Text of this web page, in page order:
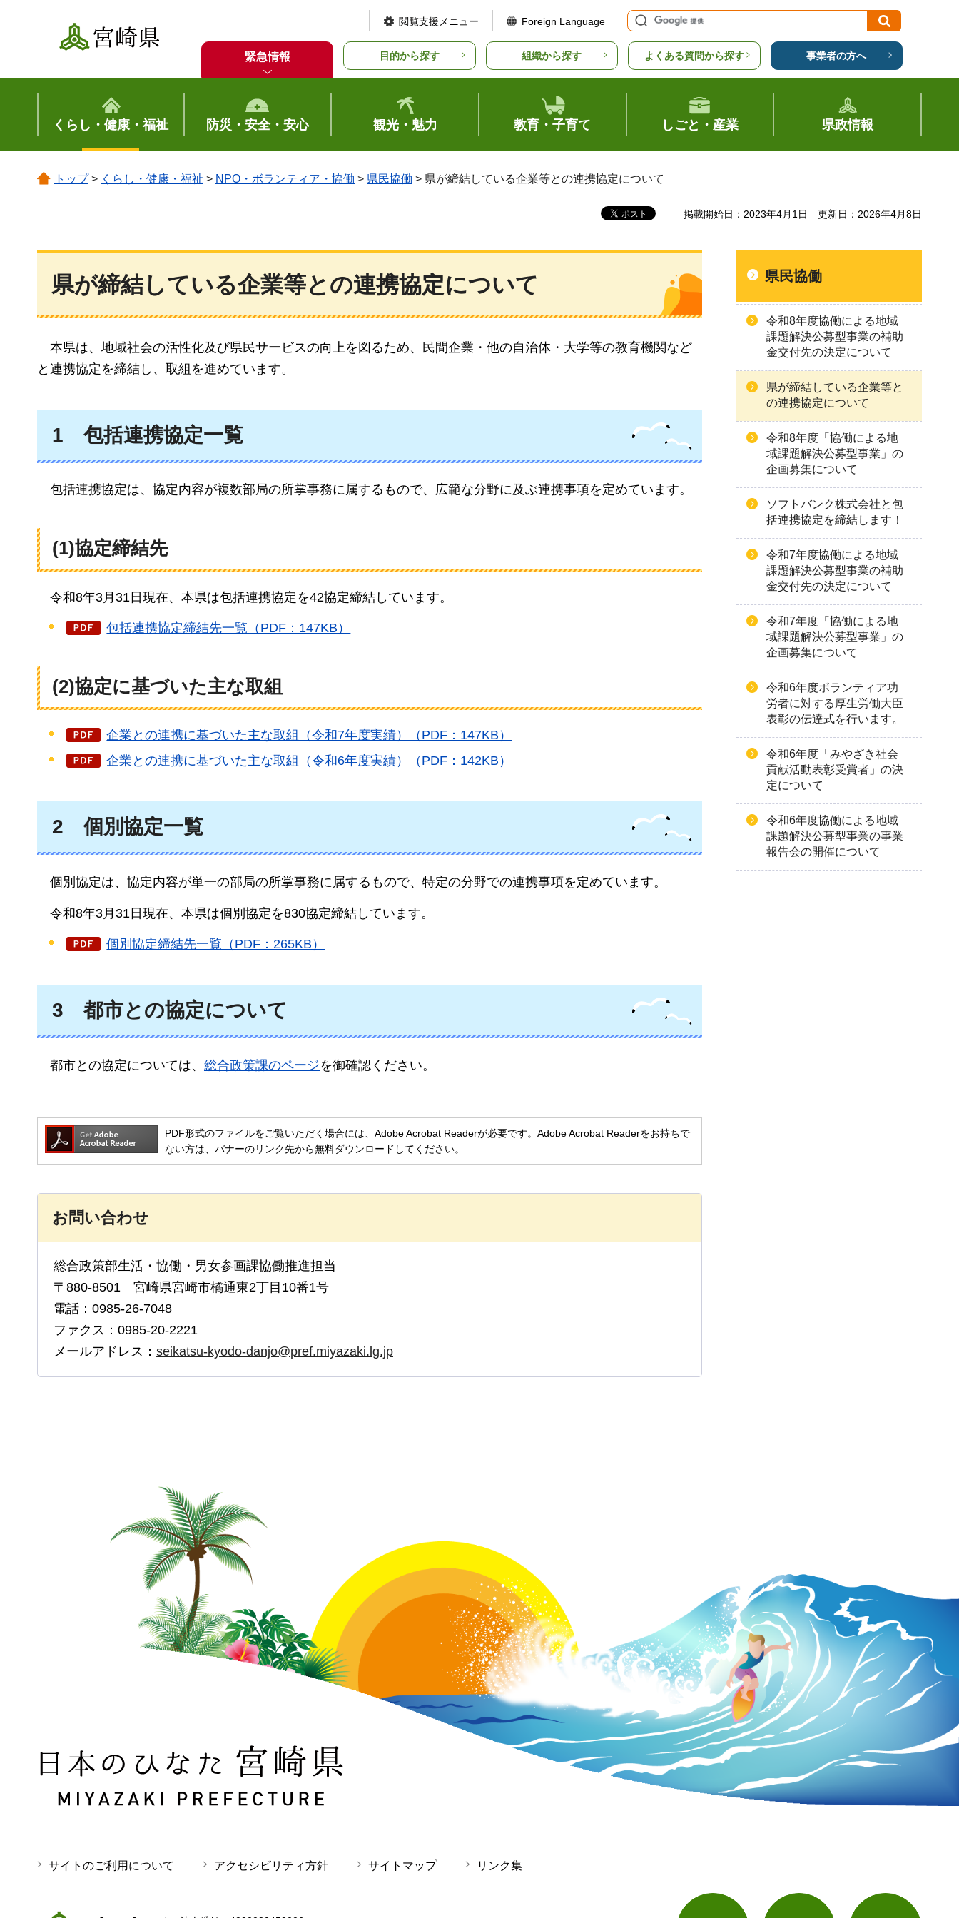
宮崎県
閲覧支援メニュー Foreign Language
緊急情報 目的から探す 組織から探す よくある質問から探す 事業者の方へ
くらし・健康・福祉 防災・安全・安心 観光・魅力 教育・子育て しごと・産業 県政情報
トップ> くらし・健康・福祉 > NPO・ボランティア・協働 > 県民協働 > 県が締結している企業等との連携協定について
掲載開始日：2023年4月1日 更新日：2026年4月8日
県が締結している企業等との連携協定について
本県は、地域社会の活性化及び県民サービスの向上を図るため、民間企業・他の自治体・大学等の教育機関など
と連携協定を締結し、取組を進めています。
1 包括連携協定一覧
包括連携協定は、協定内容が複数部局の所掌事務に属するもので、広範な分野に及ぶ連携事項を定めています。
(1)協定締結先
令和8年3月31日現在、本県は包括連携協定を42協定締結しています。
包括連携協定締結先一覧（PDF：147KB）
(2)協定に基づいた主な取組
企業との連携に基づいた主な取組（令和7年度実績）（PDF：147KB）
企業との連携に基づいた主な取組（令和6年度実績）（PDF：142KB）
2 個別協定一覧
個別協定は、協定内容が単一の部局の所掌事務に属するもので、特定の分野での連携事項を定めています。
令和8年3月31日現在、本県は個別協定を830協定締結しています。
個別協定締結先一覧（PDF：265KB）
3 都市との協定について
都市との協定については、 総合政策課のページを御確認ください。
PDF形式のファイルをご覧いただく場合には、Adobe Acrobat Readerが必要です。Adobe Acrobat Readerをお持ちで
ない方は、バナーのリンク先から無料ダウンロードしてください。
お問い合わせ
総合政策部生活・協働・男女参画課協働推進担当
〒880-8501 宮崎県宮崎市橘通東2丁目10番1号
電話：0985-26-7048
ファクス：0985-20-2221
メールアドレス： seikatsu-kyodo-danjo@pref.miyazaki.lg.jp
県民協働
令和8年度協働による地域
課題解決公募型事業の補助
金交付先の決定について
県が締結している企業等と
の連携協定について
令和8年度「協働による地
域課題解決公募型事業」の
企画募集について
ソフトバンク株式会社と包
括連携協定を締結します！
令和7年度協働による地域
課題解決公募型事業の補助
金交付先の決定について
令和7年度「協働による地
域課題解決公募型事業」の
企画募集について
令和6年度ボランティア功
労者に対する厚生労働大臣
表彰の伝達式を行います。
令和6年度「みやざき社会
貢献活動表彰受賞者」の決
定について
令和6年度協働による地域
課題解決公募型事業の事業
報告会の開催について
日本のひなた 宮崎県 MIYAZAKI PREFECTURE
サイトのご利用について アクセシビリティ方針 サイトマップ リンク集